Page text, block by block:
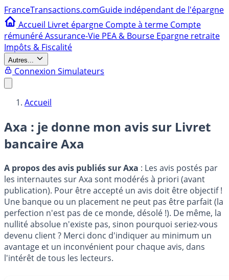
FranceTransactions.comGuide indépendant de l'épargne
Accueil Livret épargne Compte à terme Compte
rémunéréAssurance-Vie PEA & Bourse Epargne retraite
Impôts & Fiscalité
Autres...
Connexion Simulateurs
Accueil
Axa : je donne mon avis sur Livret
bancaire Axa
A propos des avis publiés sur Axa : Les avis postés par
les internautes sur Axa sont modérés à priori (avant
publication). Pour être accepté un avis doit être objectif !
Une banque ou un placement ne peut pas être parfait (la
perfection n'est pas de ce monde, désolé !). De même, la
nullité absolue n'existe pas, sinon pourquoi seriez-vous
devenu client ? Merci donc d'indiquer au minimum un
avantage et un inconvénient pour chaque avis, dans
l'intérêt de tous les lecteurs.